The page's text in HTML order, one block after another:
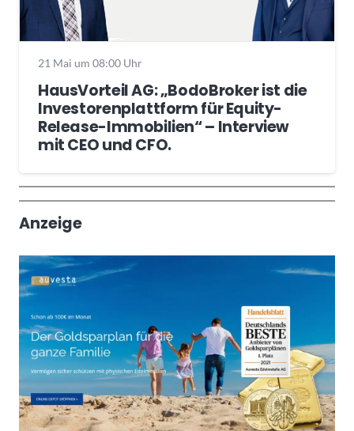
21 Mai um 08:00 Uhr
HausVorteil AG: „BodoBroker ist die
Investorenplattform für Equity-
Release-Immobilien“ – Interview
mit CEO und CFO.
Wochenrückblick
Trendthemen
Anzeige